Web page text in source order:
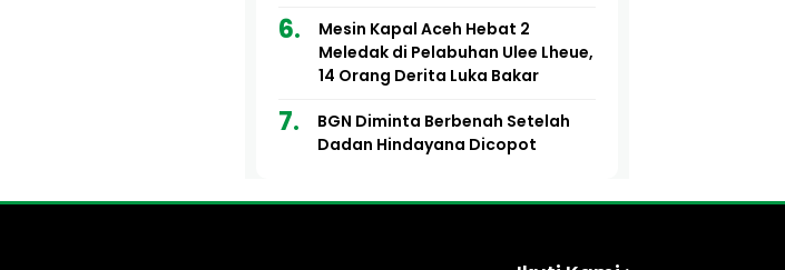
Mesin Kapal Aceh Hebat 2
Meledak di Pelabuhan Ulee Lheue,
14 Orang Derita Luka Bakar
BGN Diminta Berbenah Setelah
Dadan Hindayana Dicopot